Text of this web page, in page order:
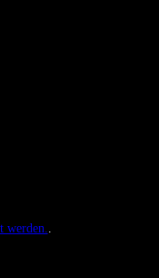
werden..